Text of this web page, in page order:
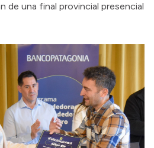
de una final provincial presencial